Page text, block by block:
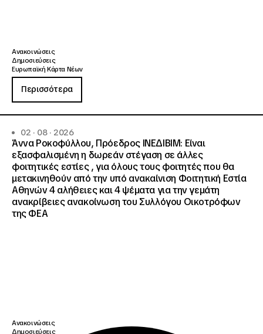
Ανακοινώσεις
Δημοσιεύσεις
Ευρωπαϊκή Κάρτα Νέων
Περισσότερα
02 · 08 · 2026
Άννα Ροκοφύλλου, Πρόεδρος ΙΝΕΔΙΒΙΜ: Είναι
εξασφαλισμένη η δωρεάν στέγαση σε άλλες
φοιτητικές εστίες , για όλους τους φοιτητές που θα
μετακινηθούν από την υπό ανακαίνιση Φοιτητική Εστία
Αθηνών 4 αλήθειες και 4 ψέματα για την γεμάτη
ανακρίβειες ανακοίνωση του Συλλόγου Οικοτρόφων
της ΦΕΑ
Ανακοινώσεις
Δημοσιεύσεις